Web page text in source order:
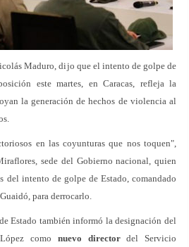
Maduro, dijo que el intento de golpe de
este martes, en Caracas, refleja la
la generación de hechos de violencia al
en las coyunturas que nos toquen",
sede del Gobierno nacional, quien
del intento de golpe de Estado, comandado
para derrocarlo.
Estado también informó la designación del
como nuevo directordel Servicio